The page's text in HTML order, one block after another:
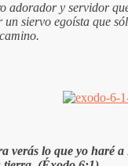
adorador y servidor
siervo egoísta que
verás lo que yo haré